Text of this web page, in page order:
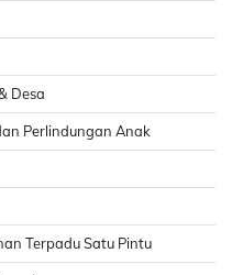
Desa
Perlindungan Anak
Terpadu Satu Pintu